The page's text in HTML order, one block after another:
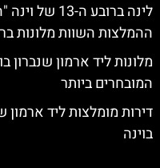
לינה ברובע ה-13
ההמלצות השוות מלונות
מלונות ליד ארמון שנברון
המובחרים ביותר
דירות מומלצות ליד ארמון
בוינה